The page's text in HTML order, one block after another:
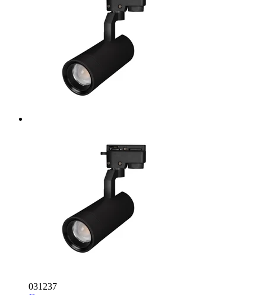
031237